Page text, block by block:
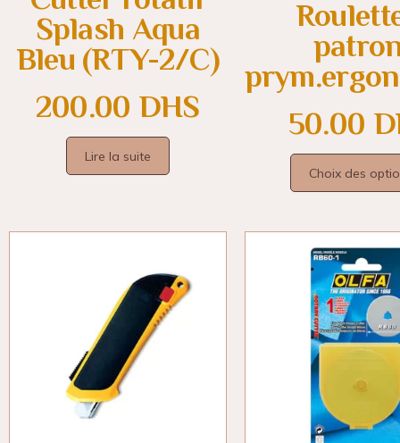
Splash Aqua
Bleu (RTY-2/C)
200.00 DHS
Lire la suite
50.00
Choix des